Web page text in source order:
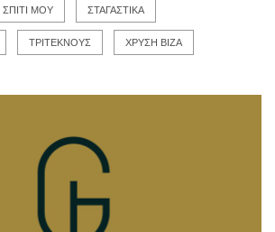
ΣΠΙΤΙ ΜΟΥ ΣΤΑΓΑΣΤΙΚΑ
ΤΡΙΤΕΚΝΟΥΣ ΧΡΥΣΗ ΒΙΖΑ